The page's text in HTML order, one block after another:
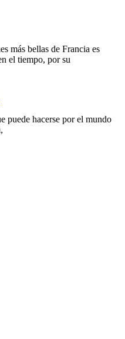
más bellas de Francia es
el tiempo, por su
puede hacerse por el mundo